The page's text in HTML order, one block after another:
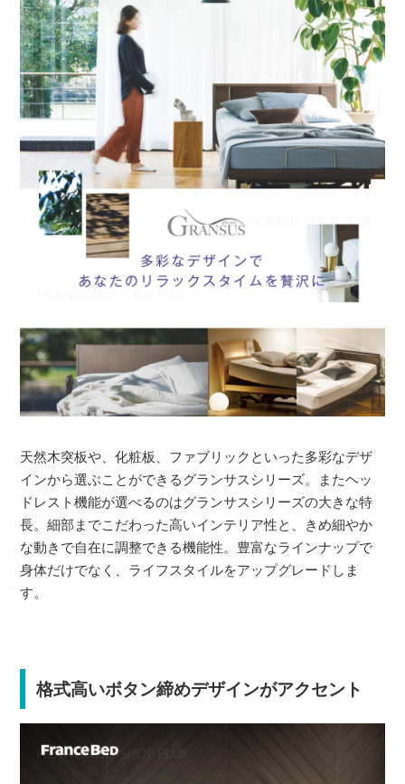
天然木突板や、化粧板、ファブリックといった多彩なデザ
インから選ぶことができるグランサスシリーズ。またヘッ
ドレスト機能が選べるのはグランサスシリーズの大きな特
長。細部までこだわった高いインテリア性と、きめ細やか
な動きで自在に調整できる機能性。豊富なラインナップで
身体だけでなく、ライフスタイルをアップグレードしま
す。
格式高いボタン締めデザインがアクセント